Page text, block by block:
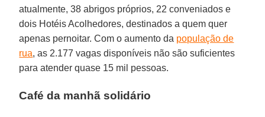
atualmente, 38 abrigos próprios, 22 conveniados e
dois Hotéis Acolhedores, destinados a quem quer
apenas pernoitar. Com o aumento da população de
rua, as 2.177 vagas disponíveis não são suficientes
para atender quase 15 mil pessoas.
Café da manhã solidário